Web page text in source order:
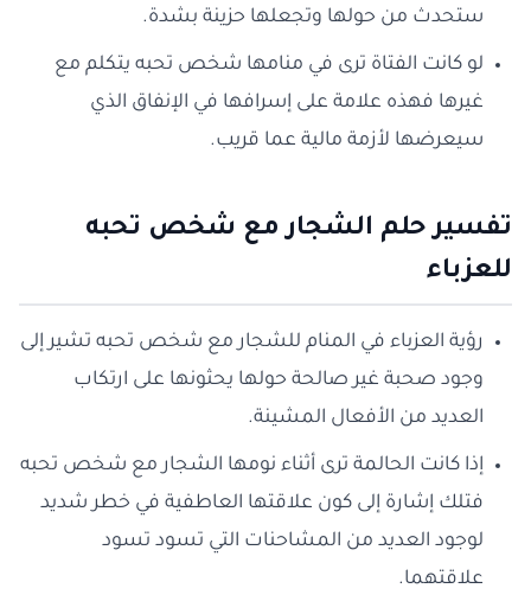
ستحدث من حولها وتجعلها حزينة بشدة.
لو كانت الفتاة ترى في منامها شخص تحبه يتكلم مع
غيرها فهذه علامة على إسرافها في الإنفاق الذي
سيعرضها لأزمة مالية عما قريب.
تفسير حلم الشجار مع شخص تحبه
للعزباء
رؤية العزباء في المنام للشجار مع شخص تحبه تشير إلى
وجود صحبة غير صالحة حولها يحثونها على ارتكاب
العديد من الأفعال المشينة.
إذا كانت الحالمة ترى أثناء نومها الشجار مع شخص تحبه
فتلك إشارة إلى كون علاقتها العاطفية في خطر شديد
لوجود العديد من المشاحنات التي تسود تسود
علاقتهما.